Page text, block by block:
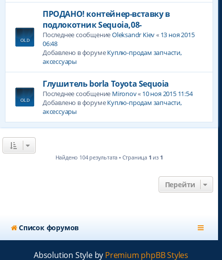
ПРОДАНО! контейнер-вставку в
подлокотник Sequoia,08-
Последнее сообщениеOleksandr Kiev« 13 ноя 2015
06:48
Добавлено в форумеКуплю-продам запчасти,
аксессуары
Глушитель borla Toyota Sequoia
Последнее сообщение Mironov« 10 ноя 2015 11:54
Добавлено в форумеКуплю-продам запчасти,
аксессуары
Найдено 104 результата • Страница 1 из 1
Перейти
Список форумов
Absolution Style by Premium phpBB Styles